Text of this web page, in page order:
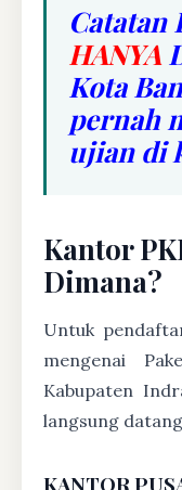
Catatan
HANYA
Kota
pernah
ujian di
Kantor
Dimana?
Untuk
mengenai
Kabupaten
langsung
KANTOR